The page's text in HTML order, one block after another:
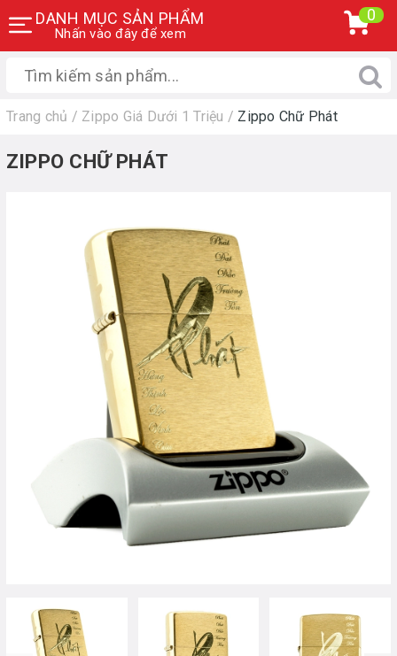
DANH MỤC SẢN PHẨM
Nhấn vào đây để xem
0
Trang chủ / Zippo Giá Dưới 1 Triệu / Zippo Chữ Phát
ZIPPO CHỮ PHÁT